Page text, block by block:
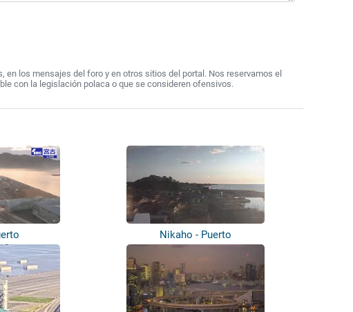
los mensajes del foro y en otros sitios del portal. Nos reservamos el
con la legislación polaca o que se consideren ofensivos.
Nikaho - Puerto